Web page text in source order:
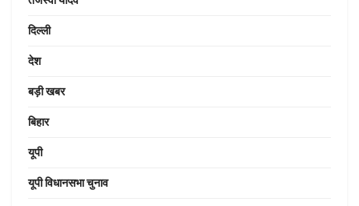
दिल्ली
देश
बड़ी खबर
बिहार
यूपी
यूपी विधानसभा चुनाव